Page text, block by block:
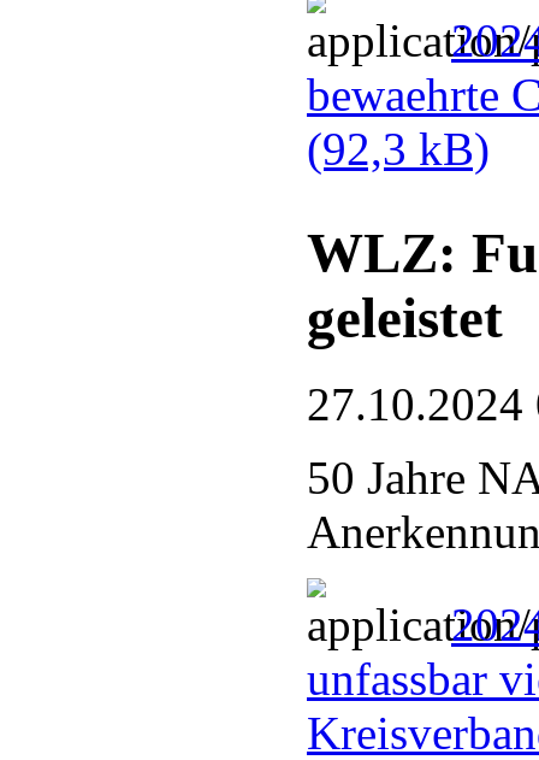
bewaehrte
(92,3 kB)
WLZ:
geleistet
27.10.2024
50 Jahre
unfassbar